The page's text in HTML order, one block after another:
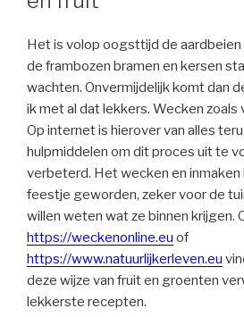
Het is volop oogsttijd de
de frambozen bramen en kersen
wachten. Onvermijdelijk komt dan
ik met al dat lekkers. Wecken zoals
Op internet is hierover van alles
hulpmiddelen om dit proces uit te
verbeterd. Het wecken en inmaken
feestje geworden, zeker voor de
willen weten wat ze binnen krijgen.
https://weckenonline.eu of
https://www.natuurlijkerleven.eu
deze wijze van fruit en groenten
lekkerste recepten.